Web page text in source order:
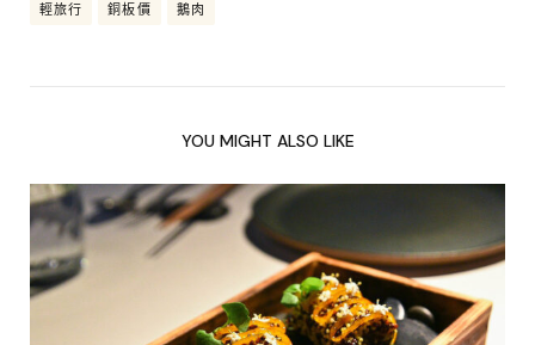
輕旅行 銅板價 鵝肉
YOU MIGHT ALSO LIKE